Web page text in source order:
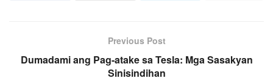
Previous Post
Dumadami ang Pag-atake sa Tesla: Mga Sasakyan
Sinisindihan